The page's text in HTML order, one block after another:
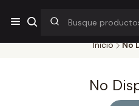
¡Por pocos días! Despacho a
$38.000
Inicio No
No